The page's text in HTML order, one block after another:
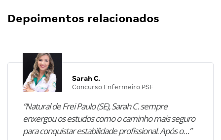
Depoimentos relacionados
Sarah C.
Concurso Enfermeiro PSF
“Natural de Frei Paulo (SE), Sarah C. sempre
enxergou os estudos como o caminho mais seguro
para conquistar estabilidade profissional. Após o…”